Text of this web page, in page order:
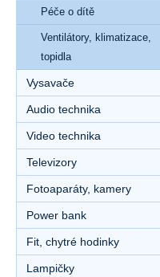
Péče o dítě
Ventilátory, klimatizace,
topidla
Vysavače
Audio technika
Video technika
Televizory
Fotoaparáty, kamery
Power bank
Fit, chytré hodinky
Lampičky